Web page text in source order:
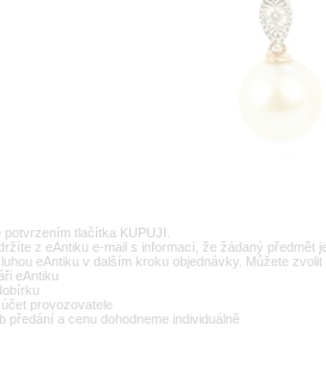
tlačítka KUPUJI.
z eAntiku e-mail s informací, že žádaný předmět
eAntiku v dalším kroku objednávky. Můžete zvolit
eAntiku
provozovatele
předání a cenu dohodneme individuálně